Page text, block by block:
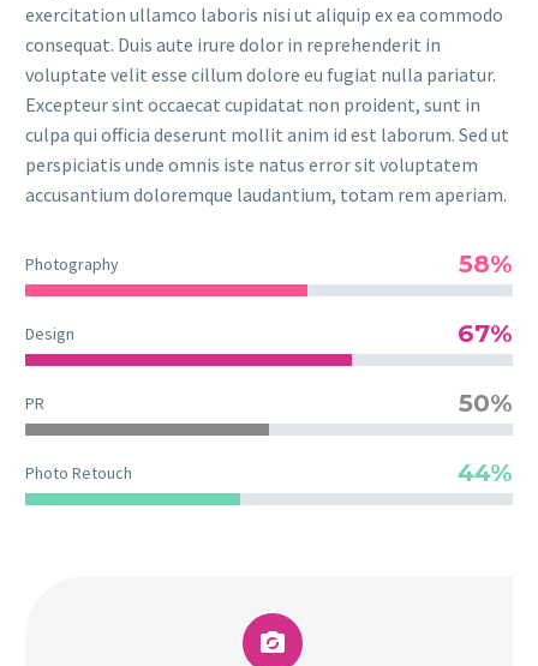
exercitation ullamco laboris nisi ut aliquip ex ea commodo
consequat. Duis aute irure dolor in reprehenderit in
voluptate velit esse cillum dolore eu fugiat nulla pariatur.
Excepteur sint occaecat cupidatat non proident, sunt in
culpa qui officia deserunt mollit anim id est laborum. Sed ut
perspiciatis unde omnis iste natus error sit voluptatem
accusantium doloremque laudantium, totam rem aperiam.
Photography 58%
Design 67%
PR 50%
Photo Retouch 44%

